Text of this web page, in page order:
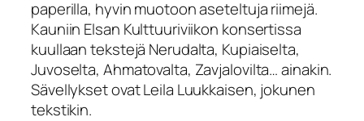
paperilla, hyvin muotoon aseteltuja riimejä.
Kauniin Elsan Kulttuuriviikon konsertissa
kuullaan tekstejä Nerudalta, Kupiaiselta,
Juvoselta, Ahmatovalta, Zavjalovilta… ainakin.
Sävellykset ovat Leila Luukkaisen, jokunen
tekstikin.